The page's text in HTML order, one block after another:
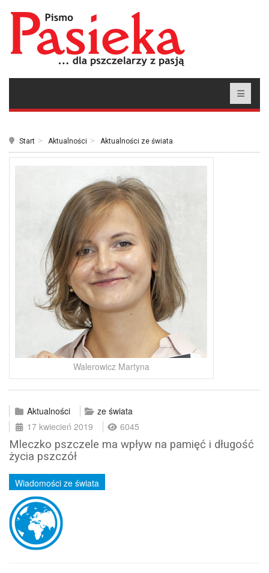
Start Aktualności Aktualności ze świata
Walerowicz Martyna
Aktualności
ze świata
17 kwiecień 2019
6045
Mleczko pszczele ma wpływ na pamięć i długość
życia pszczół
Wiadomości ze świata